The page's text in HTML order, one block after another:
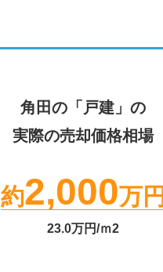
角田の「戸建」の
実際の売却価格相場
約2,000万円
23.0万円/ｍ2